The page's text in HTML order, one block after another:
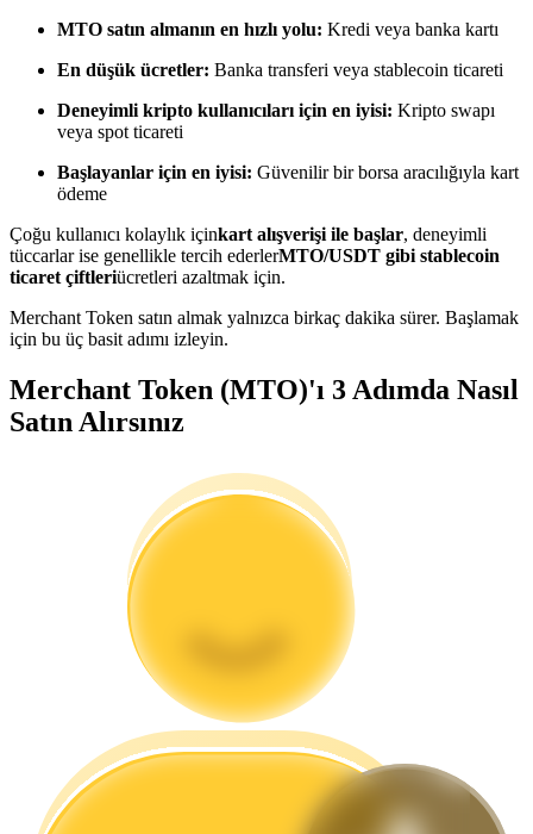
Kopya Tüccarı Olun
Kâr paylaşımı ve kopya ticaret komisyonlarının tadını çıkarın
Bilgi
Ticaret bilgileri vb. dahil olmak üzere büyük veri analizi.
Vadeli İşlemler Başlangıç Kılavuzu
MTO satın almanın en hızlı yolu: Kredi veya banka kartı
En düşük ücretler: Banka transferi veya stablecoin ticareti
Deneyimli kripto kullanıcıları için en iyisi: Kripto swapı
veya spot ticareti
Başlayanlar için en iyisi: Güvenilir bir borsa aracılığıyla kart
ödeme
Çoğu kullanıcı kolaylık içinkart alışverişi ile başlar, deneyimli
tüccarlar ise genellikle tercih ederlerMTO/USDT gibi stablecoin
ticaret çiftleriücretleri azaltmak için.
Merchant Token satın almak yalnızca birkaç dakika sürer. Başlamak
için bu üç basit adımı izleyin.
Merchant Token (MTO)'ı 3 Adımda Nasıl
Satın Alırsınız